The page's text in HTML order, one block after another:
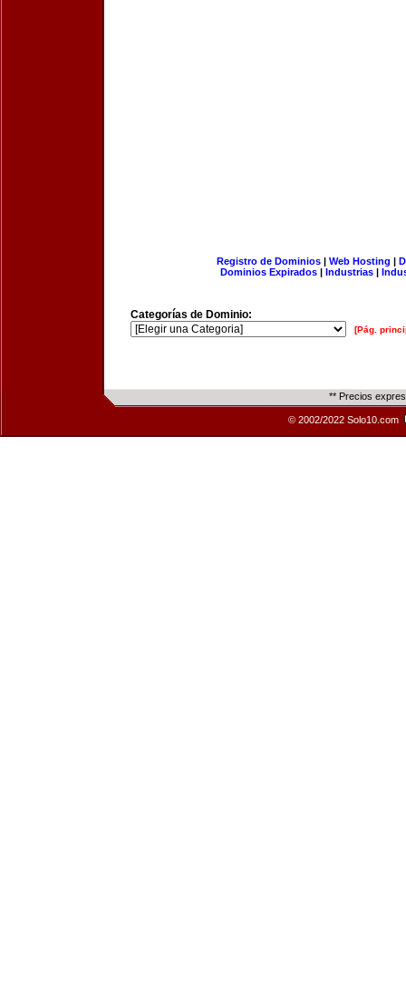
Registro de Dominios| Web Hosting |
Dominios Expirados | Industrias |
Categorías de Dominio:
[Pág.
** Precios
© 2002/2022 Solo10.com